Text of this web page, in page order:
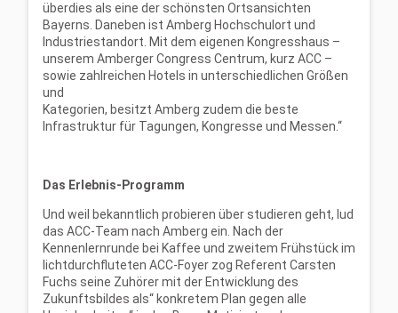
überdies als eine der schönsten Ortsansichten
Bayerns. Daneben ist Amberg Hochschulort und
Industriestandort. Mit dem eigenen Kongresshaus –
unserem Amberger Congress Centrum, kurz ACC –
sowie zahlreichen Hotels in unterschiedlichen Größen
und
Kategorien, besitzt Amberg zudem die beste
Infrastruktur für Tagungen, Kongresse und Messen.“
Das Erlebnis-Programm
Und weil bekanntlich probieren über studieren geht, lud
das ACC-Team nach Amberg ein. Nach der
Kennenlernrunde bei Kaffee und zweitem Frühstück im
lichtdurchfluteten ACC-Foyer zog Referent Carsten
Fuchs seine Zuhörer mit der Entwicklung des
Zukunftsbildes als“ konkretem Plan gegen alle